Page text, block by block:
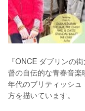
『ONCE ダブリンの
督の自伝的な青春音
年代のブリティッシ
方を描いています。